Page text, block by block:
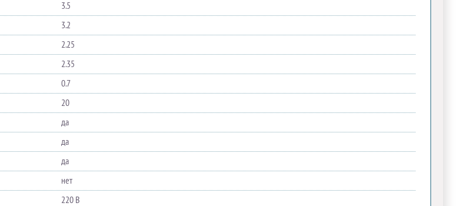
3.5
3.2
2.25
2.35
0.7
20
да
да
да
нет
220 В